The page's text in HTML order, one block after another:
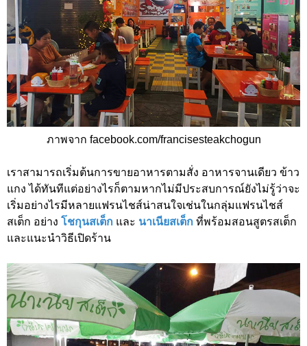
ภาพจาก facebook.com/francisesteakchogun
เราสามารถเริ่มต้นการขายอาหารตามสั่ง อาหารจานเดียว ข้าว
แกง ได้ทันทีแต่อย่างไรก็ตามหากไม่มีประสบการณ์ยังไม่รู้ว่าจะ
เริ่มอย่างไรมีหลายแฟรนไชส์น่าสนใจเช่นในกลุ่มแฟรนไชส์
สเต็ก อย่าง โชกุนสเต็ก และ นาเนียสเต็ก ที่พร้อมสอนสูตรสเต็ก
และแนะนำวิธีเปิดร้าน